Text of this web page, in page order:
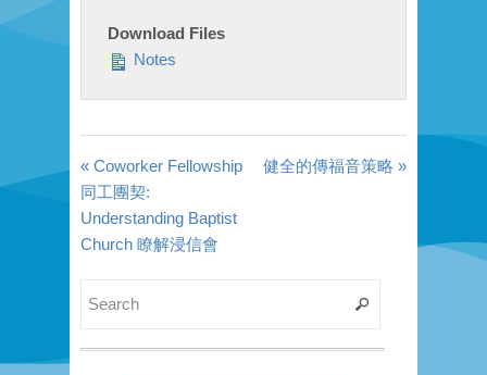
Download Files
Notes
« Coworker Fellowship
同工團契:
Understanding Baptist
Church 瞭解浸信會
健全的傳福音策略 »